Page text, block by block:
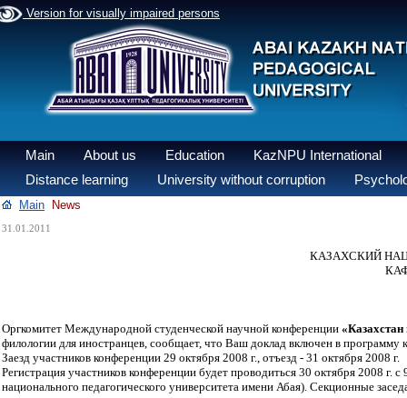
Version for visually impaired persons
Main About us Education
KazNPU International
Distance learning
University without corruption
Main News
31.01.2011
КАЗАХСКИЙ
Оргкомитет Международной студенческой научной конференции
филологии для иностранцев, сообщает, что Ваш доклад включен в программу
Заезд участников конференции 29 октября 2008 г., отъезд - 31 октября 2008 г.
Регистрация участников конференции будет проводиться 30 октября 2008 г.
национального педагогического университета имени Абая). Секционные